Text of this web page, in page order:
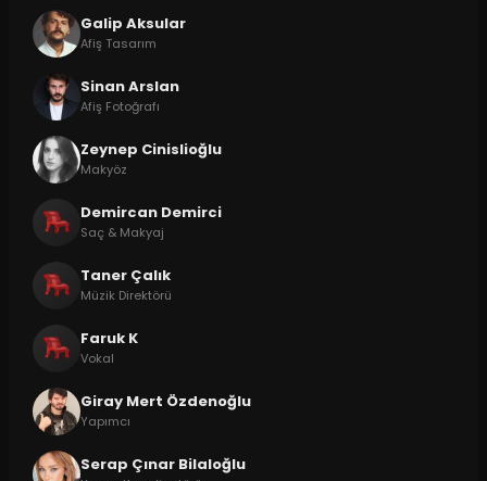
Galip Aksular
Afiş Tasarım
Sinan Arslan
Afiş Fotoğrafı
Zeynep Cinislioğlu
Makyöz
Demircan Demirci
Saç & Makyaj
Taner Çalık
Müzik Direktörü
Faruk K
Vokal
Giray Mert Özdenoğlu
Yapımcı
Serap Çınar Bilaloğlu